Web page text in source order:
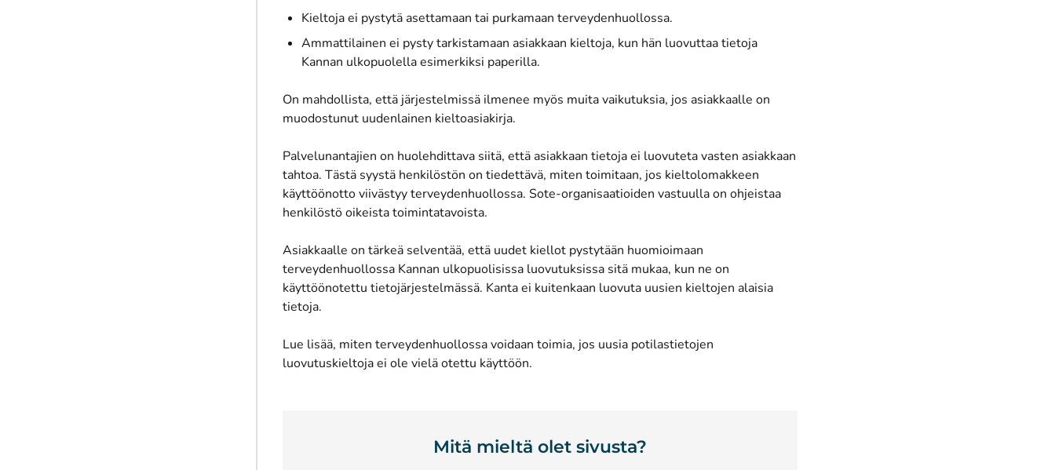
Kieltoja ei pystytä asettamaan tai purkamaan terveydenhuollossa.
Ammattilainen ei pysty tarkistamaan asiakkaan kieltoja, kun hän luovuttaa tietoja
Kannan ulkopuolella esimerkiksi paperilla.
On mahdollista, että järjestelmissä ilmenee myös muita vaikutuksia, jos asiakkaalle on
muodostunut uudenlainen kieltoasiakirja.
Palvelunantajien on huolehdittava siitä, että asiakkaan tietoja ei luovuteta vasten asiakkaan
tahtoa. Tästä syystä henkilöstön on tiedettävä, miten toimitaan, jos kieltolomakkeen
käyttöönotto viivästyy terveydenhuollossa. Sote-organisaatioiden vastuulla on ohjeistaa
henkilöstö oikeista toimintatavoista.
Asiakkaalle on tärkeä selventää, että uudet kiellot pystytään huomioimaan
terveydenhuollossa Kannan ulkopuolisissa luovutuksissa sitä mukaa, kun ne on
käyttöönotettu tietojärjestelmässä. Kanta ei kuitenkaan luovuta uusien kieltojen alaisia
tietoja.
Lue lisää, miten terveydenhuollossa voidaan toimia, jos uusia potilastietojen
luovutuskieltoja ei ole vielä otettu käyttöön.
Mitä mieltä olet sivusta?